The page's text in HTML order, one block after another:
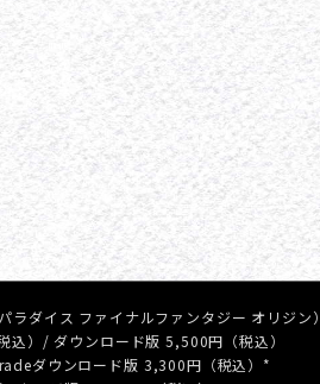
ラダイス ファイナルファンタジー オリジン）
）/ ダウンロード版 5,500円（税込）
ダウンロード版 3,300円（税込）*